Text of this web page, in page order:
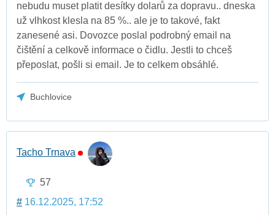
nebudu muset platit desítky dolarů za dopravu.. dneska
už vlhkost klesla na 85 %.. ale je to takové, fakt
zanesené asi. Dovozce poslal podrobný email na
čištění a celkově informace o čidlu. Jestli to chceš
přeposlat, pošli si email. Je to celkem obsáhlé.
Buchlovice
Tacho Trnava
57
# 16.12.2025, 17:52